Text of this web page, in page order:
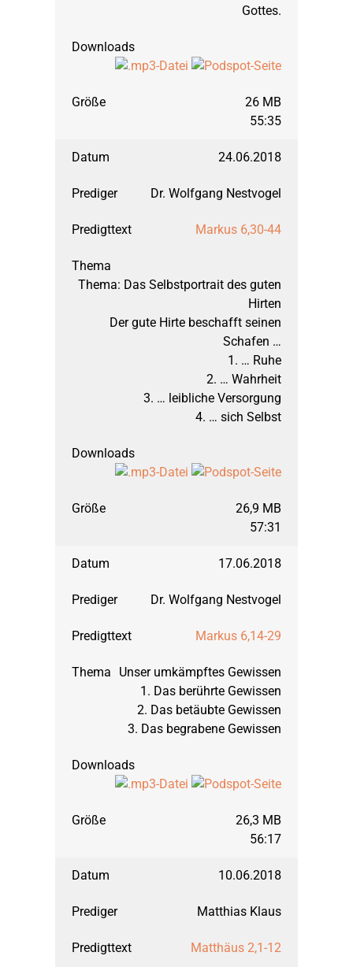
Gottes.
26 MB
55:35
24.06.2018
Dr. Wolfgang Nestvogel
Markus 6,30-44
Thema: Das Selbstportrait des guten
Hirten
Der gute Hirte beschafft seinen
Schafen …
1. … Ruhe
2. … Wahrheit
3. … leibliche Versorgung
4. … sich Selbst
26,9 MB
57:31
17.06.2018
Dr. Wolfgang Nestvogel
Markus 6,14-29
Unser umkämpftes Gewissen
1. Das berührte Gewissen
2. Das betäubte Gewissen
3. Das begrabene Gewissen
26,3 MB
56:17
10.06.2018
Matthias Klaus
Matthäus 2,1-12